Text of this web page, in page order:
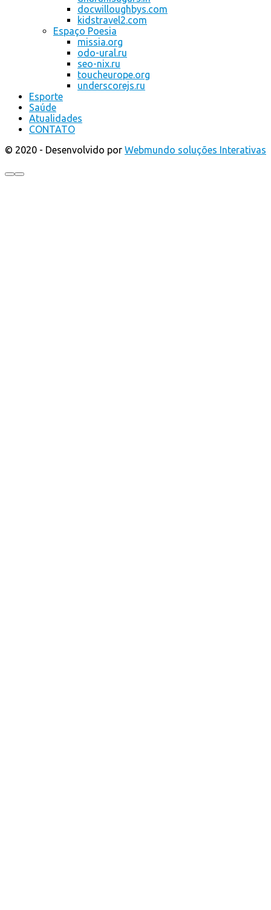
docwilloughbys.com
kidstravel2.com
Espaço Poesia
missia.org
odo-ural.ru
seo-nix.ru
toucheurope.org
underscorejs.ru
Esporte
Saúde
Atualidades
CONTATO
© 2020 - Desenvolvido por Webmundo soluções Interativas